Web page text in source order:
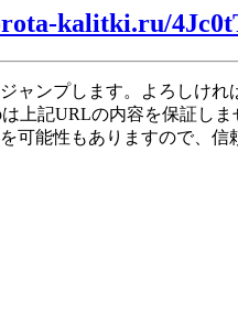
kalitki.ru/
ジャンプします。よろしけ
上記URLの内容を保証しま
可能性もありますので、信